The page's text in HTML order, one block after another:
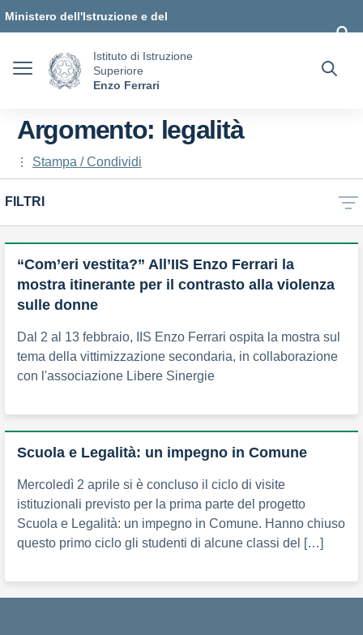
Ministero dell'Istruzione e del
Istituto di Istruzione
Superiore
Enzo Ferrari
Argomento: legalità
Stampa / Condividi
FILTRI
“Com’eri vestita?” All’IIS Enzo Ferrari la
mostra itinerante per il contrasto alla violenza
sulle donne
Dal 2 al 13 febbraio, IIS Enzo Ferrari ospita la mostra sul
tema della vittimizzazione secondaria, in collaborazione
con l'associazione Libere Sinergie
Scuola e Legalità: un impegno in Comune
Mercoledì 2 aprile si è concluso il ciclo di visite
istituzionali previsto per la prima parte del progetto
Scuola e Legalità: un impegno in Comune. Hanno chiuso
questo primo ciclo gli studenti di alcune classi del […]